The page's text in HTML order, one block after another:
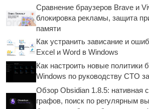
Сравнение браузеров Brave и
блокировка рекламы, защита
памяти
Как устранить зависание и
Excel и Word в Windows
Как настроить новые политики
Windows по руководству CTO
Обзор Obsidian 1.8.5: нативная
графов, поиск по регулярным